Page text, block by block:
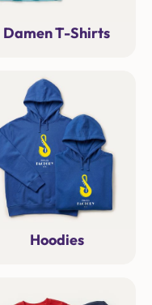
Damen T-Shirts
Hoodies